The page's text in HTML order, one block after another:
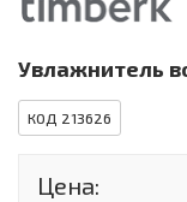
Сантехника
Увлажнитель
КОД 213626
Цена: